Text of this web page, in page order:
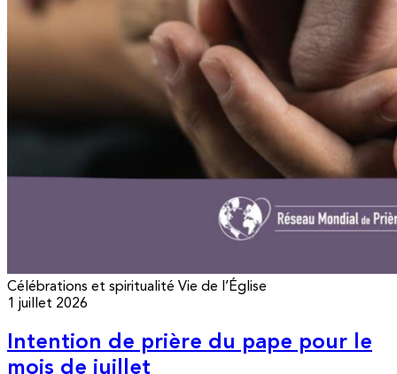
Célébrations et spiritualité Vie de l’Église
1 juillet 2026
Intention de prière du pape pour le
mois de juillet